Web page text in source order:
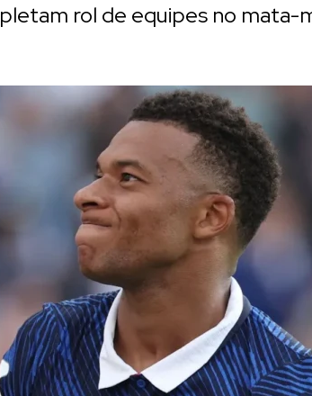
rol de equipes no mata-